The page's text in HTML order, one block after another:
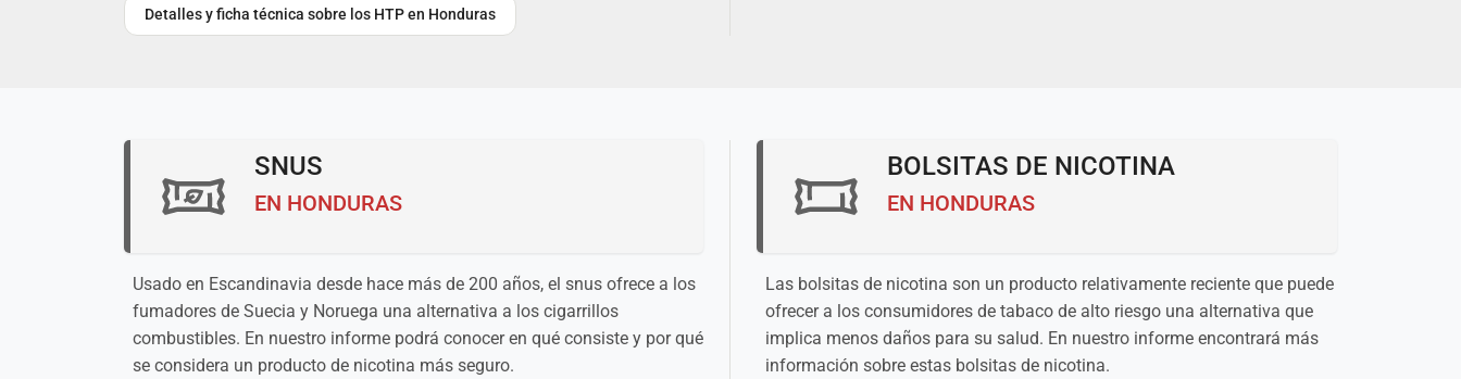
Detalles y ficha técnica sobre los HTP en Honduras
SNUS
EN HONDURAS
Usado en Escandinavia desde hace más de 200 años, el snus ofrece a los
fumadores de Suecia y Noruega una alternativa a los cigarrillos
combustibles. En nuestro informe podrá conocer en qué consiste y por qué
se considera un producto de nicotina más seguro.
BOLSITAS DE NICOTINA
EN HONDURAS
Las bolsitas de nicotina son un producto relativamente reciente que puede
ofrecer a los consumidores de tabaco de alto riesgo una alternativa que
implica menos daños para su salud. En nuestro informe encontrará más
información sobre estas bolsitas de nicotina.